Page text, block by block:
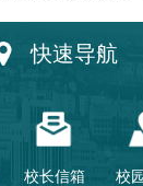
快速导航
校长信箱 校